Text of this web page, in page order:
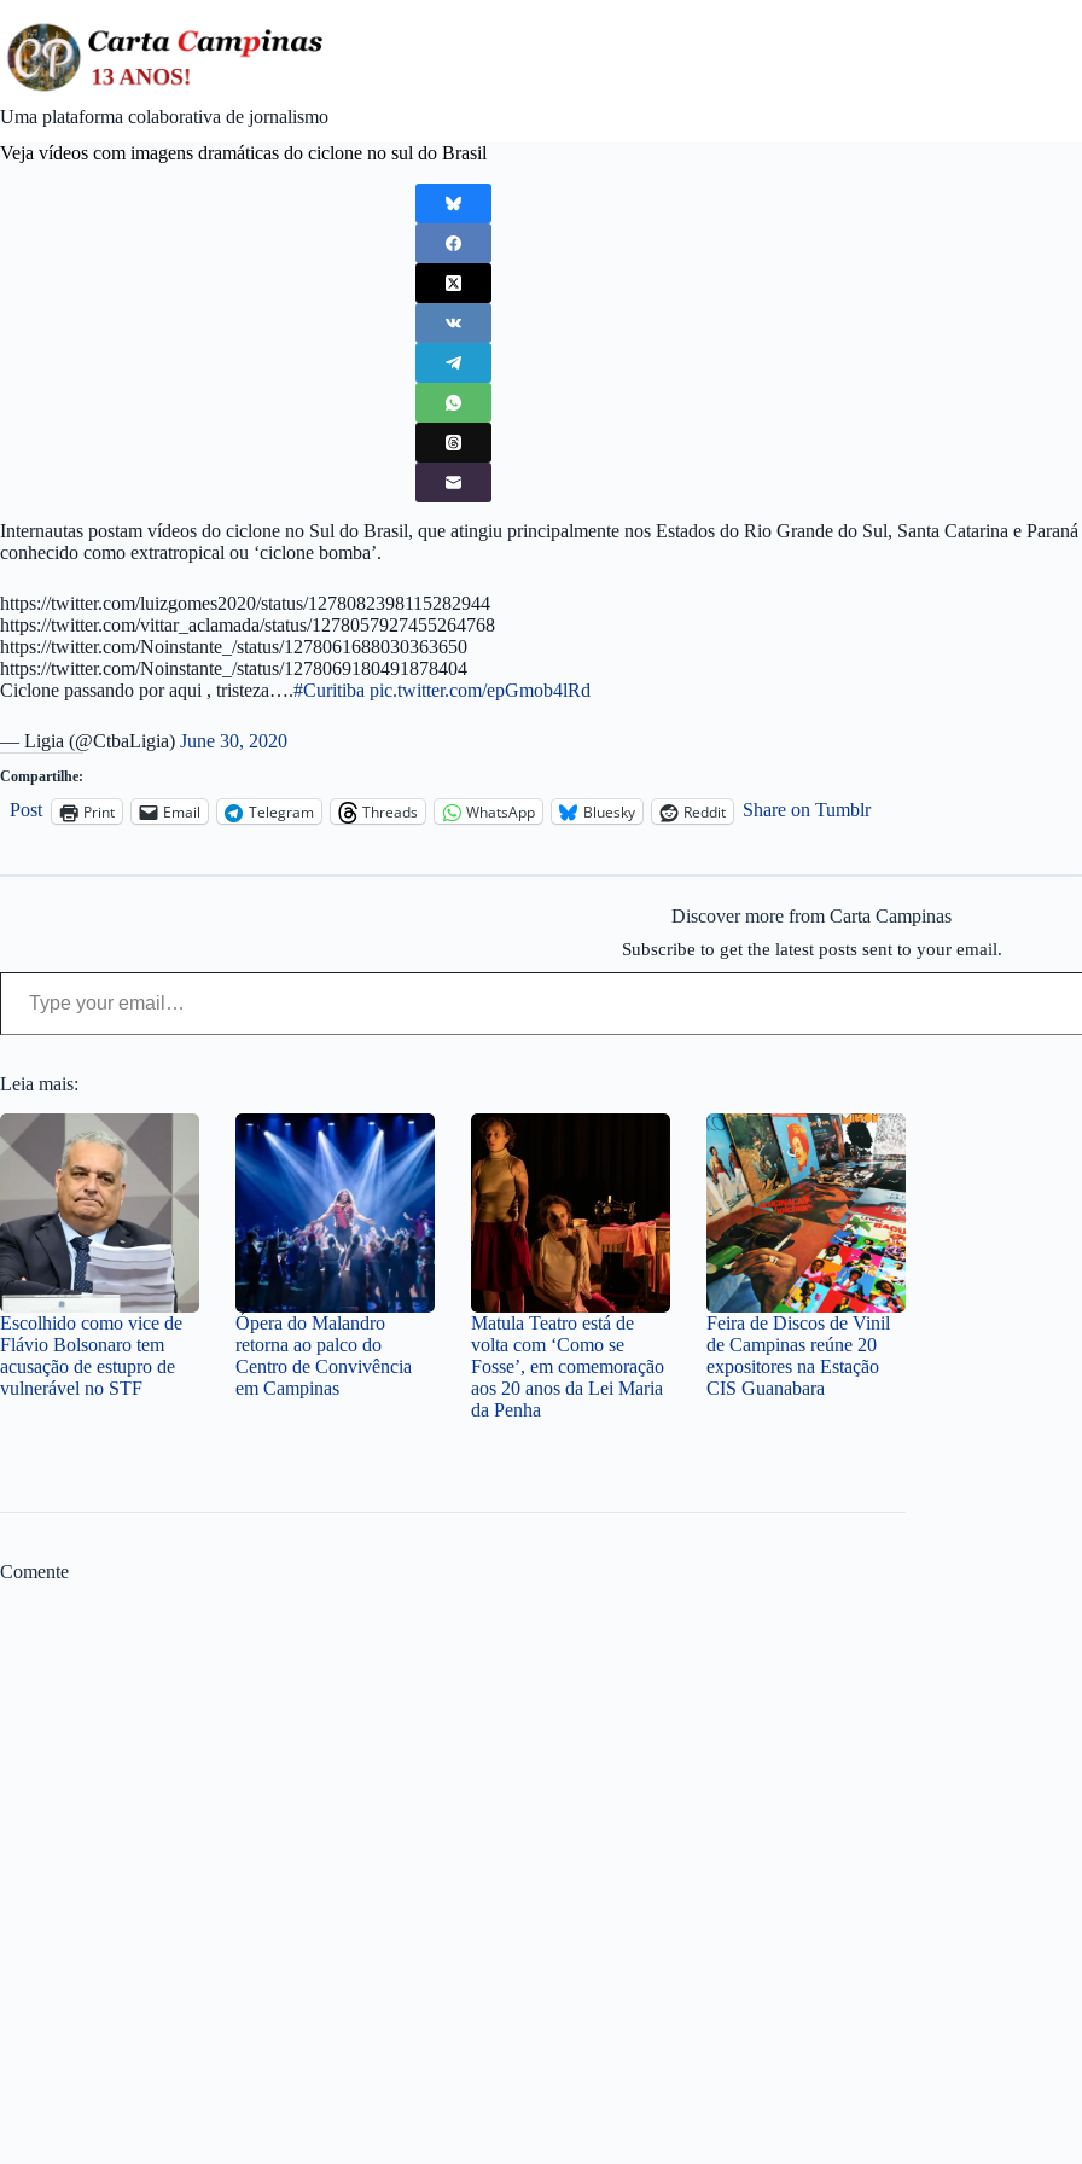
content
Uma plataforma colaborativa de jornalismo
Veja vídeos com imagens dramáticas do ciclone no sul do Brasil
Internautas postam vídeos do ciclone no Sul do Brasil, que atingiu principalmente nos Estados do Rio Grande do Sul, Santa Catarina e
conhecido como extratropical ou ‘ciclone bomba’.
https://twitter.com/luizgomes2020/status/1278082398115282944
https://twitter.com/vittar_aclamada/status/1278057927455264768
https://twitter.com/Noinstante_/status/1278061688030363650
https://twitter.com/Noinstante_/status/1278069180491878404
Ciclone passando por aqui , tristeza….#Curitiba pic.twitter.com/epGmob4lRd
— Ligia (@CtbaLigia) June 30, 2020
Compartilhe:
Post Print Email Telegram Threads WhatsApp Bluesky Reddit Share on Tumblr
Discover more from Carta Campinas
Subscribe to get the latest posts sent to your email.
Type your email…
Leia mais:
Escolhido como vice de
Flávio Bolsonaro tem
acusação de estupro de
vulnerável no STF
Ópera do Malandro
retorna ao palco do
Centro de Convivência
em Campinas
Matula Teatro está de
volta com ‘Como se
Fosse’, em comemoração
aos 20 anos da Lei Maria
da Penha
Feira de Discos de Vinil
de Campinas reúne 20
expositores na Estação
CIS Guanabara
Comente